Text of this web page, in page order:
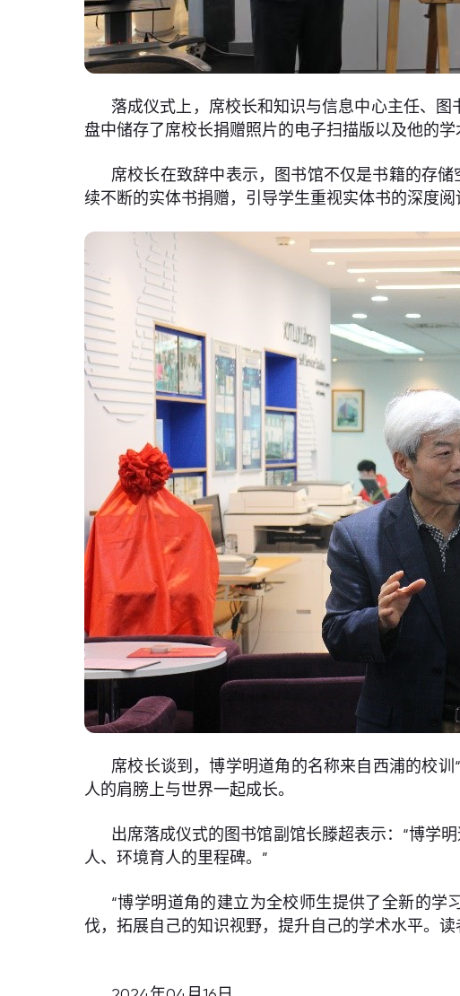
落成仪式上，席校长和知识与信息中心主任、
盘中储存了席校长捐赠照片的电子扫描版以及他的学
席校长在致辞中表示，图书馆不仅是书籍的存
续不断的实体书捐赠，引导学生重视实体书的深度
席校长谈到，博学明道角的名称来自西浦的校
人的肩膀上与世界一起成长。
出席落成仪式的图书馆副馆长滕超表示：“博学
人、环境育人的里程碑。”
“博学明道角的建立为全校师生提供了全新的学
伐，拓展自己的知识视野，提升自己的学术水平。